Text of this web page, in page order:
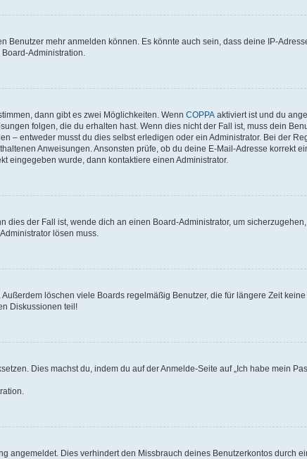
mehr anmelden können. Es könnte auch sein, dass deine IP-
Administration.
dann gibt es zwei Möglichkeiten. Wenn COPPA aktiviert ist und du
folgen, die du erhalten hast. Wenn dies nicht der Fall ist, muss dein
– entweder musst du dies selbst erledigen oder ein Administrator. Bei der
Anweisungen. Ansonsten prüfe, ob du deine E-Mail-Adresse korrekt
eingegeben wurde, dann kontaktiere einen Administrator.
der Fall ist, wende dich an einen Board-Administrator, um
lösen muss.
löschen viele Boards regelmäßig Benutzer, die für längere Zeit
Diskussionen teil!
Dies machst du, indem du auf der Anmelde-Seite auf „Ich habe mein
angemeldet. Dies verhindert den Missbrauch deines Benutzerkontos durch